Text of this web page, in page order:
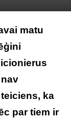
matu
ka
par tiem ir